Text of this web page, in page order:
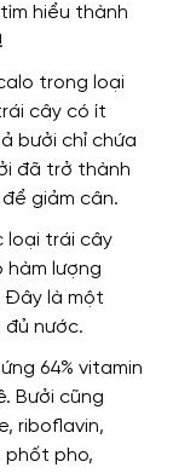
hiểu thành
trong loại
cây có ít
bưởi chỉ chứa
đã trở thành
giảm cân.
loại trái cây
hàm lượng
Đây là một
đủ nước.
64% vitamin
Bưởi cũng
riboflavin,
phốt pho,